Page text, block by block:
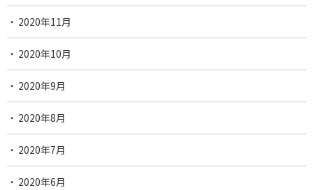
2020年11月
2020年10月
2020年9月
2020年8月
2020年7月
2020年6月